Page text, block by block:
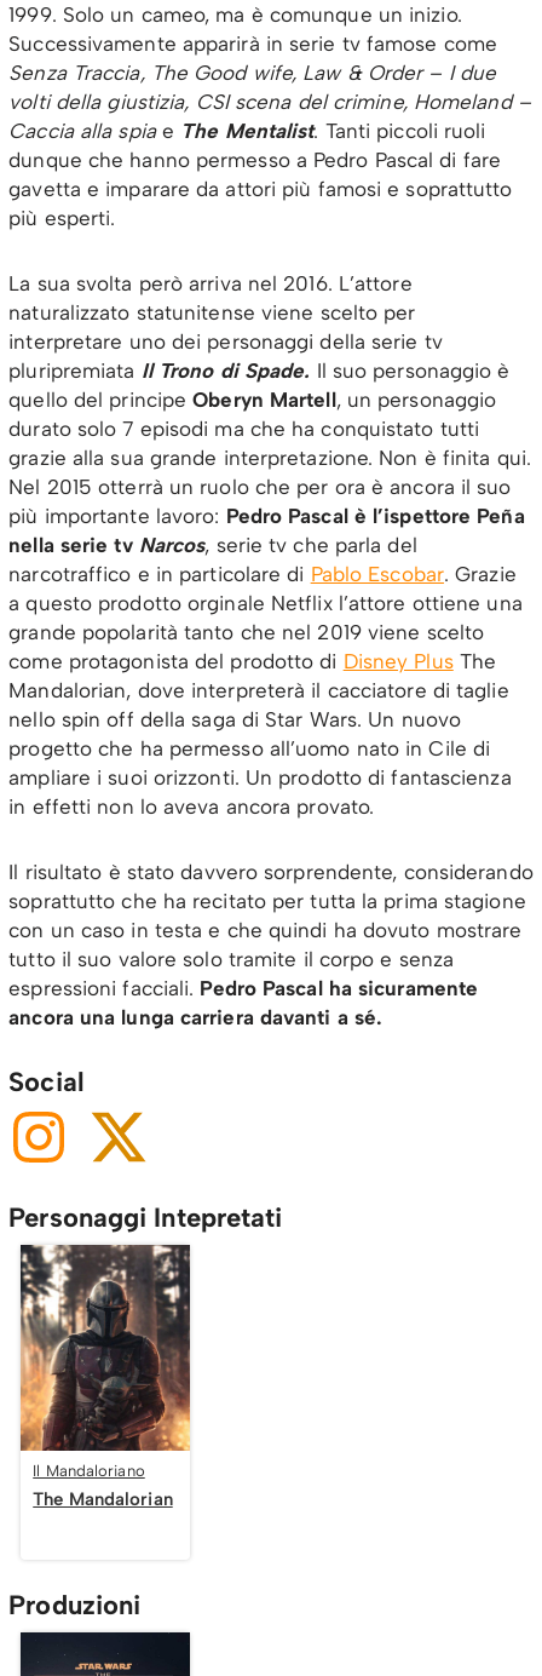
1999. Solo un cameo, ma è comunque un inizio.
Successivamente apparirà in serie tv famose come
Senza Traccia, The Good wife, Law & Order – I due
volti della giustizia, CSI scena del crimine, Homeland –
Caccia alla spiae The Mentalist. Tanti piccoli ruoli
dunque che hanno permesso a Pedro Pascal di fare
gavetta e imparare da attori più famosi e soprattutto
più esperti.
La sua svolta però arriva nel 2016. L’attore
naturalizzato statunitense viene scelto per
interpretare uno dei personaggi della serie tv
pluripremiata Il Trono di Spade. Il suo personaggio è
quello del principeOberyn Martell, un personaggio
durato solo 7 episodi ma che ha conquistato tutti
grazie alla sua grande interpretazione. Non è finita qui.
Nel 2015 otterrà un ruolo che per ora è ancora il suo
più importante lavoro: Pedro Pascal è l’ispettore Peña
nella serie tv Narcos, serie tv che parla del
narcotraffico e in particolare di Pablo Escobar. Grazie
a questo prodotto orginale Netflix l’attore ottiene una
grande popolarità tanto che nel 2019 viene scelto
come protagonista del prodotto di Disney PlusThe
Mandalorian, dove interpreterà il cacciatore di taglie
nello spin off della saga di Star Wars. Un nuovo
progetto che ha permesso all’uomo nato in Cile di
ampliare i suoi orizzonti. Un prodotto di fantascienza
in effetti non lo aveva ancora provato.
Il risultato è stato davvero sorprendente, considerando
soprattutto che ha recitato per tutta la prima stagione
con un caso in testa e che quindi ha dovuto mostrare
tutto il suo valore solo tramite il corpo e senza
espressioni facciali. Pedro Pascal ha sicuramente
ancora una lunga carriera davanti a sé.
Social
Personaggi Intepretati
Il Mandaloriano
The Mandalorian
Produzioni